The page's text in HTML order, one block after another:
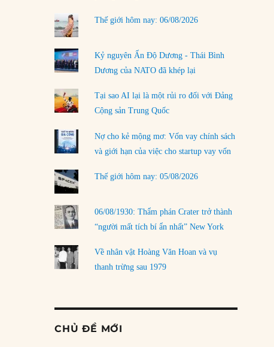
Trật tự thế giới mới: Các nước nhỏ sẽ luôn
phải chịu đựng?
30/07/2026
LOAD MORE
Thế giới hôm nay: 06/08/2026
Kỷ nguyên Ấn Độ Dương - Thái Bình
Dương của NATO đã khép lại
Tại sao AI lại là một rủi ro đối với Đảng
Cộng sản Trung Quốc
Nợ cho kẻ mộng mơ: Vốn vay chính sách
và giới hạn của việc cho startup vay vốn
Thế giới hôm nay: 05/08/2026
06/08/1930: Thẩm phán Crater trở thành
“người mất tích bí ẩn nhất” New York
Về nhân vật Hoàng Văn Hoan và vụ
thanh trừng sau 1979
CHỦ ĐỀ MỚI